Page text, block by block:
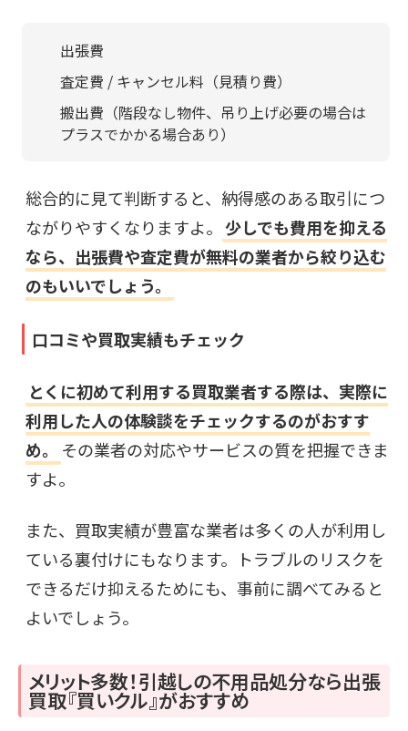
出張費
査定費 / キャンセル料（見積り費）
搬出費（階段なし物件、吊り上げ必要の場合は
プラスでかかる場合あり）
総合的に見て判断すると、納得感のある取引につ
ながりやすくなりますよ。 少しでも費用を抑える
なら、出張費や査定費が無料の業者から絞り込む
のもいいでしょう。
口コミや買取実績もチェック
とくに初めて利用する買取業者する際は、実際に
利用した人の体験談をチェックするのがおすす
め。
その業者の対応やサービスの質を把握できま
すよ。
また、買取実績が豊富な業者は多くの人が利用し
ている裏付けにもなります。トラブルのリスクを
できるだけ抑えるためにも、事前に調べてみると
よいでしょう。
メリット多数！引越しの不用品処分なら出張
買取『買いクル』がおすすめ